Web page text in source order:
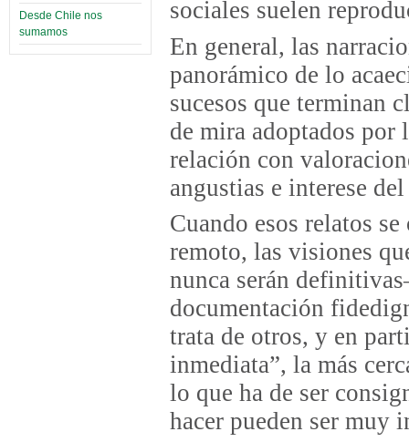
Desde Chile nos
sumamos
sociales suelen
En general, las
panorámico de lo
sucesos que terminan
de mira adoptados por
relación con
angustias e interese
Cuando esos relatos
remoto, las visiones
nunca serán
documentación
trata de otros, y en
inmediata”, la más
lo que ha de ser
hacer pueden ser muy